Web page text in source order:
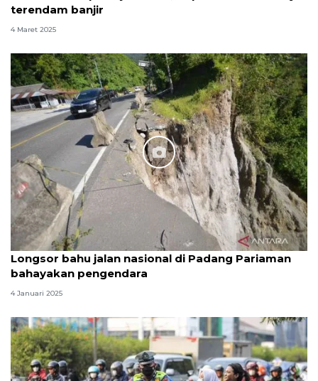
terendam banjir
4 Maret 2025
Longsor bahu jalan nasional di Padang Pariaman
bahayakan pengendara
4 Januari 2025